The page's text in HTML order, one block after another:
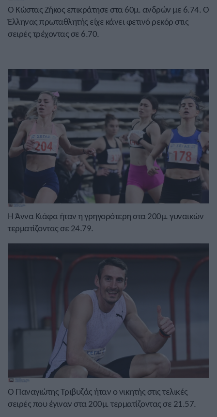
Ο Κώστας Ζήκος επικράτησε στα 60μ. ανδρών με 6.74. Ο
Έλληνας πρωταθλητής είχε κάνει φετινό ρεκόρ στις
σειρές τρέχοντας σε 6.70.
Η Άννα Κιάφα ήταν η γρηγορότερη στα 200μ. γυναικών
τερματίζοντας σε 24.79.
Ο Παναγιώτης Τριβυζάς ήταν ο νικητής στις τελικές
σειρές που έγιναν στα 200μ. τερματίζοντας σε 21.57.